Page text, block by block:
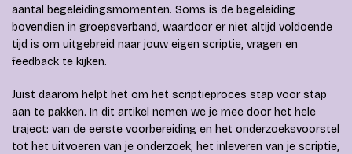
aantal begeleidingsmomenten. Soms is de begeleiding
bovendien in groepsverband, waardoor er niet altijd voldoende
tijd is om uitgebreid naar jouw eigen scriptie, vragen en
feedback te kijken.
Juist daarom helpt het om het scriptieproces stap voor stap
aan te pakken. In dit artikel nemen we je mee door het hele
traject: van de eerste voorbereiding en het onderzoeksvoorstel
tot het uitvoeren van je onderzoek, het inleveren van je scriptie,